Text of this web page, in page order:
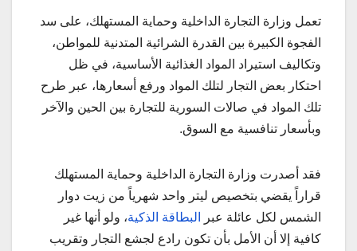
تعمل وزارة التجارة الداخلية وحماية المستهلك، على سد
الفجوة الكبيرة بين القدرة الشرائية المتدنية للمواطن،
وتكاليف استيراد المواد الغذائية الأساسية، في ظل
احتكار بعض التجار لتلك المواد ورفع أسعارها، عبر طرح
تلك المواد في صالات السورية للتجارة بين الحين والآخر
وبأسعار تنافسية مع السوق.
فقد أصدرت وزارة التجارة الداخلية وحماية المستهلك
قراراً يقضي بتخصيص ليتر واحد شهرياً من زيت دوار
الشمس لكل عائلة عبر
البطاقة الذكية، ولو أنها غير
كافية إلا أن الأمل بأن تكون رادع لجشع التجار وتقريب